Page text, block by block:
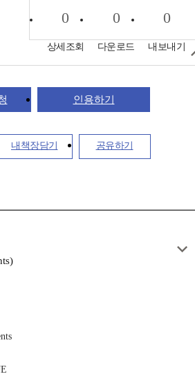
0
상세조회
0
다운로드
0
내보내기
인용하기
내책장담기 공유하기